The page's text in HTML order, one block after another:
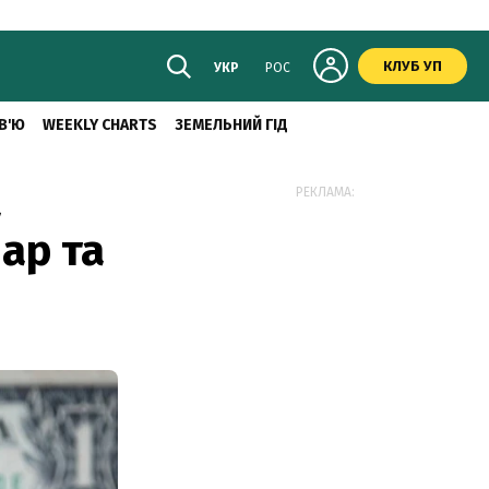
УКР РОС КЛУБ УП
WEEKLY CHARTS ЗЕМЕЛЬНИЙ ГІД
та
РЕКЛАМА: